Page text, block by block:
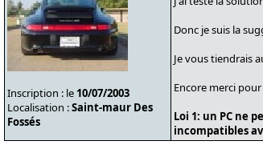
Inscription : le 10/07/2003
Localisation :Saint-maur Des
Fossés
Donc je suis la
Je vous tiendrais
Encore merci
Loi 1: un PC ne
incompatibles